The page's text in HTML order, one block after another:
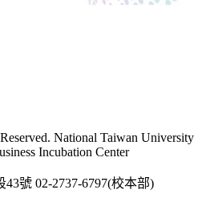
National Taiwan University
Incubation Center
號 02-2737-6797(校本部)